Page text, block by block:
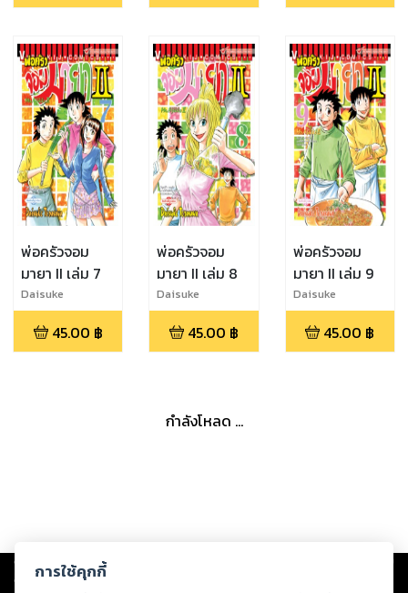
พ่อครัวจอม
มายา II เล่ม 7
Daisuke
Terasawa
45.00 ฿
พ่อครัวจอม
มายา II เล่ม 8
Daisuke
Terasawa
45.00 ฿
พ่อครัวจอม
มายา II เล่ม 9
Daisuke
Terasawa
45.00 ฿
กำลังโหลด ...
Copyright © 2026
ต่อผลงานหรือเนื้อหาใดที่อัปโหลดผ่านเว็บไซต์และปรากฏว่าละเมิดสิทธิใน
การใช้คุกกี้